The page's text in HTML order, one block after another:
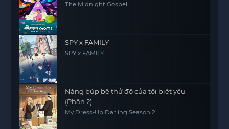
The Midnight Gospel
SPY x FAMILY
SPY x FAMILY
Nàng búp bê thử đồ của tôi biết yêu
(Phần 2)
My Dress-Up Darling Season 2